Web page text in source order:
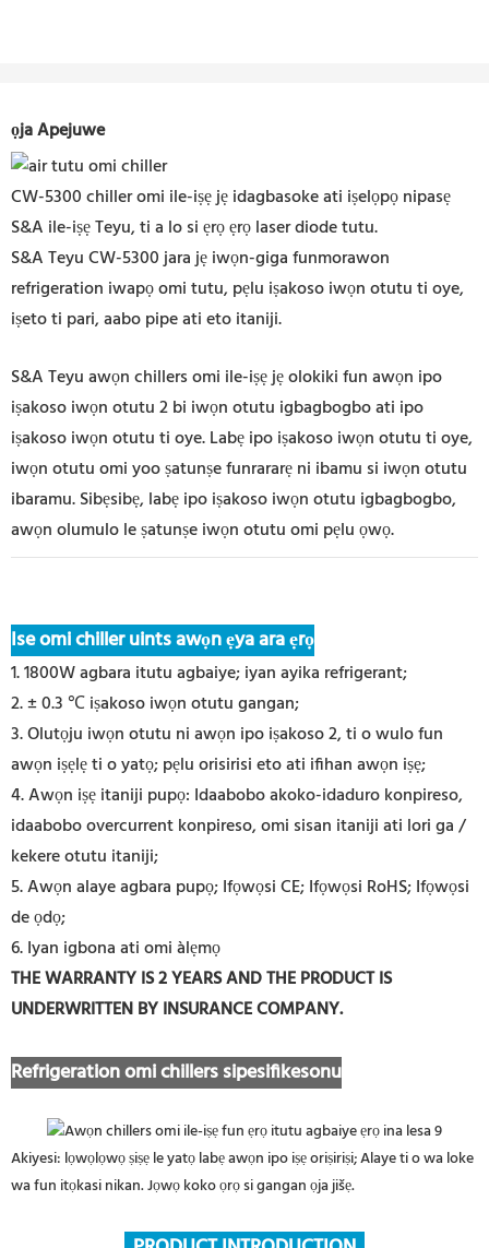
ọja Apejuwe
CW-5300 chiller omi ile-iṣẹ jẹ idagbasoke ati iṣelọpọ nipasẹ
S&A ile-iṣẹ Teyu, ti a lo si ẹrọ ẹrọ laser diode tutu.
S&A Teyu CW-5300 jara jẹ iwọn-giga funmorawon
refrigeration iwapọ omi tutu, pẹlu iṣakoso iwọn otutu ti oye,
iṣeto ti pari, aabo pipe ati eto itaniji.
S&A Teyu awọn chillers omi ile-iṣẹ jẹ olokiki fun awọn ipo
iṣakoso iwọn otutu 2 bi iwọn otutu igbagbogbo ati ipo
iṣakoso iwọn otutu ti oye. Labẹ ipo iṣakoso iwọn otutu ti oye,
iwọn otutu omi yoo ṣatunṣe funrararẹ ni ibamu si iwọn otutu
ibaramu. Sibẹsibẹ, labẹ ipo iṣakoso iwọn otutu igbagbogbo,
awọn olumulo le ṣatunṣe iwọn otutu omi pẹlu ọwọ.
Ise omi chiller uints awọn ẹya ara ẹrọ
1. 1800W agbara itutu agbaiye; iyan ayika refrigerant;
2. ± 0.3 ℃ iṣakoso iwọn otutu gangan;
3. Olutọju iwọn otutu ni awọn ipo iṣakoso 2, ti o wulo fun
awọn iṣẹlẹ ti o yatọ; pẹlu orisirisi eto ati ifihan awọn iṣẹ;
4. Awọn iṣẹ itaniji pupọ: Idaabobo akoko-idaduro konpireso,
idaabobo overcurrent konpireso, omi sisan itaniji ati lori ga /
kekere otutu itaniji;
5. Awọn alaye agbara pupọ; Ifọwọsi CE; Ifọwọsi RoHS; Ifọwọsi
de ọdọ;
6. Iyan igbona ati omi àlẹmọ
THE WARRANTY IS 2 YEARS AND THE PRODUCT IS
UNDERWRITTEN BY INSURANCE COMPANY.
Refrigeration omi chillers sipesifikesonu
Akiyesi: lọwọlọwọ ṣiṣẹ le yatọ labẹ awọn ipo iṣẹ oriṣiriṣi; Alaye ti o wa loke
wa fun itọkasi nikan. Jọwọ koko ọrọ si gangan ọja jišẹ.